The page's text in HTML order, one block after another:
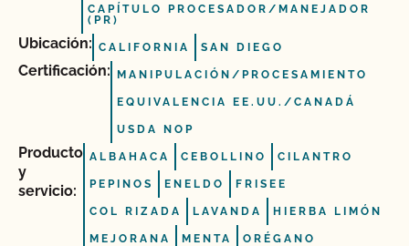
CAPÍTULO PROCESADOR/MANEJADOR
(PR)
Ubicación: CALIFORNIA SAN DIEGO
Certificación: MANIPULACIÓN/PROCESAMIENTO
EQUIVALENCIA EE.UU./CANADÁ
USDA NOP
Producto
y
servicio:
ALBAHACA CEBOLLINO CILANTRO
PEPINOS ENELDO FRISEE
COL RIZADA LAVANDA HIERBA LIMÓN
MEJORANA MENTA ORÉGANO